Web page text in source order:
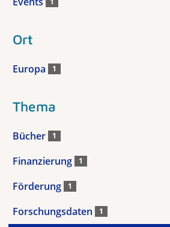
Ort
Europa 1
Thema
Bücher 1
Finanzierung 1
Förderung 1
Forschungsdaten 1